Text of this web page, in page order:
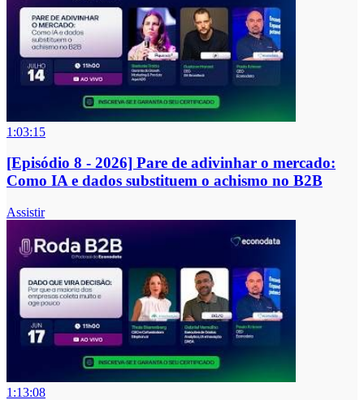
1:03:15
[Episódio 8 - 2026] Pare de adivinhar o mercado:
Como IA e dados substituem o achismo no B2B
Assistir
1:13:08